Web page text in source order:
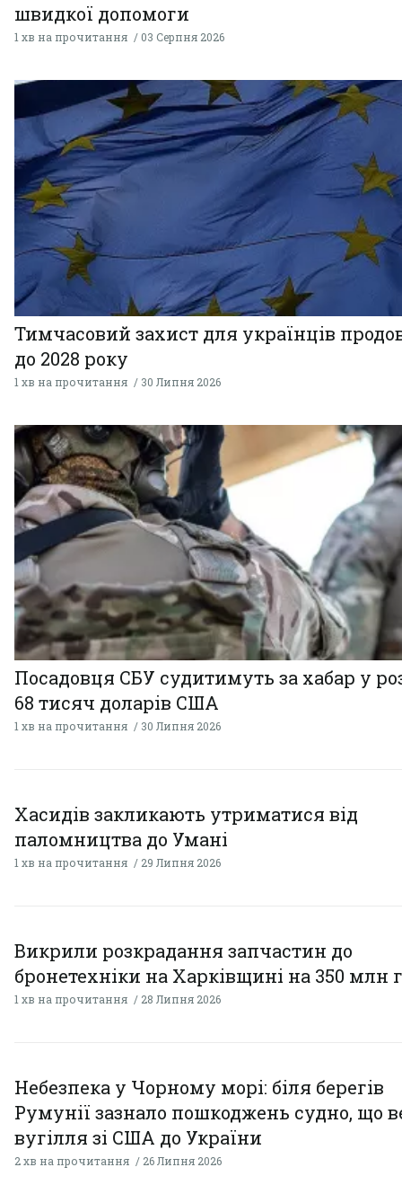
швидкої допомоги
1 хв на прочитання 03 Серпня 2026
Тимчасовий захист для українців
до 2028 року
1 хв на прочитання 30 Липня 2026
Посадовця СБУ судитимуть за хабар у
68 тисяч доларів США
1 хв на прочитання 30 Липня 2026
Хасидів закликають утриматися від
паломництва до Умані
1 хв на прочитання 29 Липня 2026
Викрили розкрадання запчастин до
бронетехніки на Харківщині на 350 млн
1 хв на прочитання 28 Липня 2026
Небезпека у Чорному морі: біля берегів
Румунії зазнало пошкоджень судно, що
вугілля зі США до України
2 хв на прочитання 26 Липня 2026